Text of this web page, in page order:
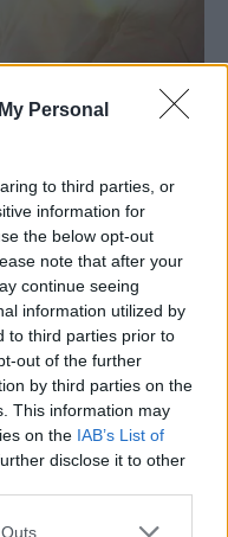
Personal
to third parties, or
information for
the below opt-out
note that after your
continue seeing
information utilized by
to third parties prior to
out of the further
by third parties on the
This information may
on the IAB’s List of
disclose it to other
one or more Google
találd meg újra,
látványos vagy
program, egy régi
visszatalálni a fun